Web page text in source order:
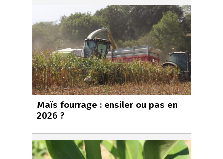
Maïs fourrage : ensiler ou pas en
2026 ?